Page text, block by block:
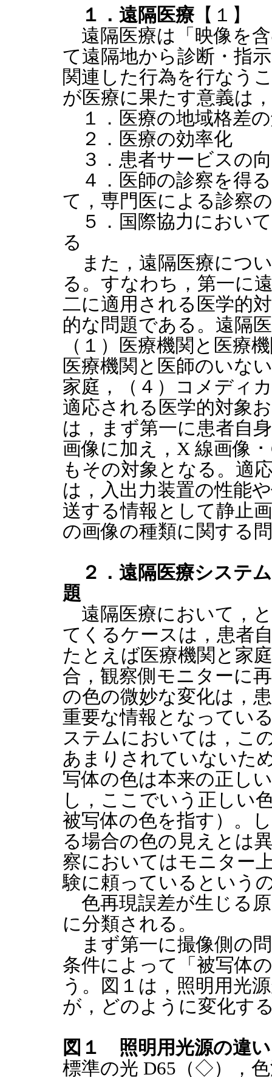
１．遠隔医療【１】
遠隔医療は「映像を
て遠隔地から診断・指
関連した行為を行なう
が医療に果たす意義は
１．医療の地域格差
２．医療の効率化
３．患者サービスの
４．医師の診察を得
て，専門医による診察
５．国際協力におい
る
また，遠隔医療につ
る。すなわち，第一に
二に適用される医学的
的な問題である。遠隔
（１）医療機関と医療
医療機関と医師のいな
家庭，（４）コメディ
適応される医学的対象
は，まず第一に患者自
画像に加え，X 線画像
もその対象となる。適
は，入出力装置の性能
送する情報として静止
の画像の種類に関する
２．遠隔医療システ
題
遠隔医療において，
てくるケースは，患者
たとえば医療機関と家
合，観察側モニターに
の色の微妙な変化は，
重要な情報となってい
ステムにおいては，こ
あまりされていないた
写体の色は本来の正し
し，ここでいう正しい
被写体の色を指す）。
る場合の色の見えとは
察においてはモニター
験に頼っているという
色再現誤差が生じる
に分類される。
まず第一に撮像側の
条件によって「被写体
う。図１は，照明用光
が，どのように変化す
図１ 照明用光源の違
標準の光 D65（◇），